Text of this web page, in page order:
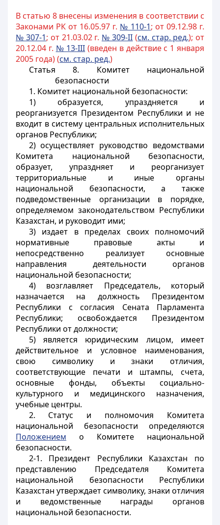
В статью 8 внесены изменения в соответствии с
Законами РК от 16.05.97 г. № 110-1; от 09.12.98 г.
№ 307-1; от 21.03.02 г. № 309-II (см. стар. ред.); от
20.12.04 г. № 13-III (введен в действие с 1 января
2005 года) (см. стар. ред.)
Статья 8. Комитет национальной
безопасности
1. Комитет национальной безопасности:
1) образуется, упраздняется и
реорганизуется Президентом Республики и не
входит в систему центральных исполнительных
органов Республики;
2) осуществляет руководство ведомствами
Комитета национальной безопасности,
образует, упраздняет и реорганизует
территориальные и иные органы
национальной безопасности, а также
подведомственные организации в порядке,
определяемом законодательством Республики
Казахстан, и руководит ими;
3) издает в пределах своих полномочий
нормативные правовые акты и
непосредственно реализует основные
направления деятельности органов
национальной безопасности;
4) возглавляет Председатель, который
назначается на должность Президентом
Республики с согласия Сената Парламента
Республики; освобождается Президентом
Республики от должности;
5) является юридическим лицом, имеет
действительное и условное наименования,
свою символику и знаки отличия,
соответствующие печати и штампы, счета,
основные фонды, объекты социально-
культурного и медицинского назначения,
учебные центры.
2. Статус и полномочия Комитета
национальной безопасности определяются
Положением о Комитете национальной
безопасности.
2-1. Президент Республики Казахстан по
представлению Председателя Комитета
национальной безопасности Республики
Казахстан утверждает символику, знаки отличия
и ведомственные награды органов
национальной безопасности.